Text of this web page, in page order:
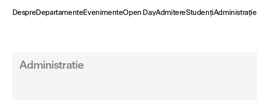
DespreDepartamenteEvenimenteOpen DayAdmitereStudențiAdministrație
Administratie